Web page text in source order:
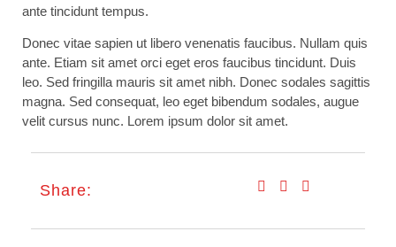
ante tincidunt tempus.
Donec vitae sapien ut libero venenatis faucibus. Nullam quis
ante. Etiam sit amet orci eget eros faucibus tincidunt. Duis
leo. Sed fringilla mauris sit amet nibh. Donec sodales sagittis
magna. Sed consequat, leo eget bibendum sodales, augue
velit cursus nunc. Lorem ipsum dolor sit amet.
Share: